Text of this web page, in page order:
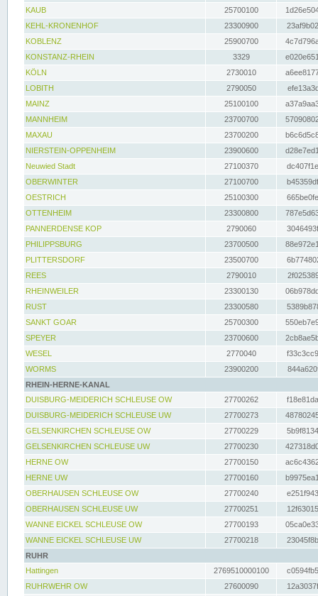
KAUB
25700100
KEHL-KRONENHOF
23300900
KOBLENZ
25900700
KONSTANZ-RHEIN
3329
KÖLN
2730010
LOBITH
2790050
MAINZ
25100100
MANNHEIM
23700700
MAXAU
23700200
NIERSTEIN-OPPENHEIM
23900600
Neuwied Stadt
27100370
OBERWINTER
27100700
OESTRICH
25100300
OTTENHEIM
23300800
PANNERDENSE KOP
2790060
PHILIPPSBURG
23700500
PLITTERSDORF
23500700
REES
2790010
RHEINWEILER
23300130
RUST
23300580
SANKT GOAR
25700300
SPEYER
23700600
WESEL
2770040
WORMS
23900200
RHEIN-HERNE-KANAL
DUISBURG-MEIDERICH SCHLEUSE OW
27700262
DUISBURG-MEIDERICH SCHLEUSE UW
27700273
GELSENKIRCHEN SCHLEUSE OW
27700229
GELSENKIRCHEN SCHLEUSE UW
27700230
HERNE OW
27700150
HERNE UW
27700160
OBERHAUSEN SCHLEUSE OW
27700240
OBERHAUSEN SCHLEUSE UW
27700251
WANNE EICKEL SCHLEUSE OW
27700193
WANNE EICKEL SCHLEUSE UW
27700218
RUHR
Hattingen
2769510000100
RUHRWEHR OW
27600090